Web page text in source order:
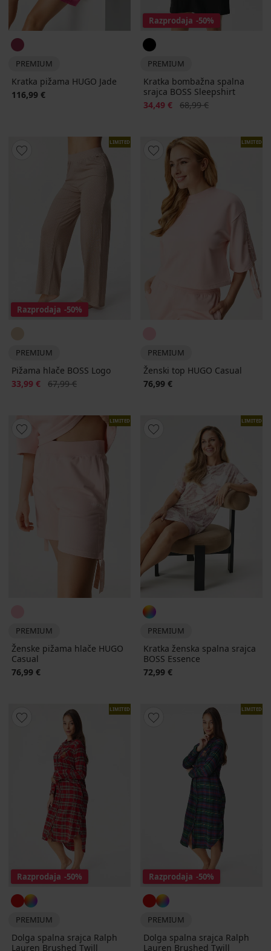
PREMIUM
Kratka pižama HUGO Jade
116,99 €
Razprodaja -50%
PREMIUM
Kratka bombažna spalna
srajca BOSS Sleepshirt
Popust
34,49 € Prvotna cena
68,99 €
LIMITED
Razprodaja -50%
PREMIUM
Pižama hlače BOSS Logo
Popust
33,99 € Prvotna cena
67,99 €
LIMITED
PREMIUM
Ženski top HUGO Casual
76,99 €
LIMITED
PREMIUM
Ženske pižama hlače HUGO
Casual
76,99 €
LIMITED
PREMIUM
Kratka ženska spalna srajca
BOSS Essence
72,99 €
LIMITED
Razprodaja -50%
PREMIUM
Dolga spalna srajca Ralph
Lauren Brushed Twill
LIMITED
Razprodaja -50%
PREMIUM
Dolga spalna srajca Ralph
Lauren Brushed Twill